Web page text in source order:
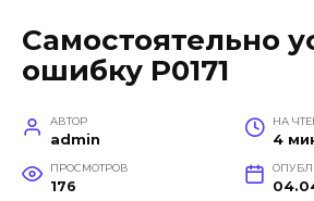
Самостоятельно
ошибку Р0171
АВТОР
admin
НА
4
ПРОСМОТРОВ
176